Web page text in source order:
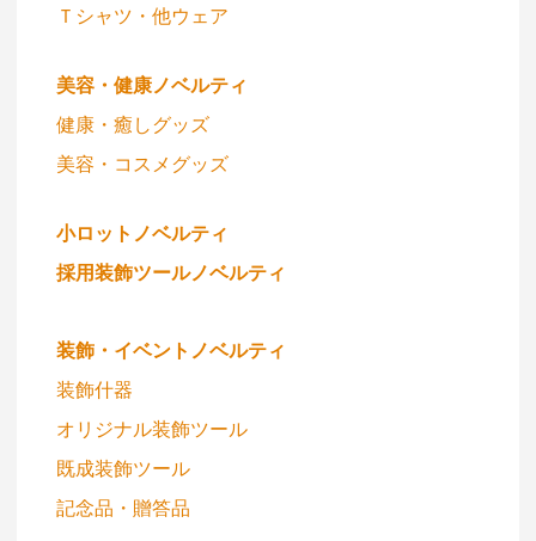
Ｔシャツ・他ウェア
美容・健康ノベルティ
健康・癒しグッズ
美容・コスメグッズ
小ロットノベルティ
採用装飾ツールノベルティ
装飾・イベントノベルティ
装飾什器
オリジナル装飾ツール
既成装飾ツール
記念品・贈答品